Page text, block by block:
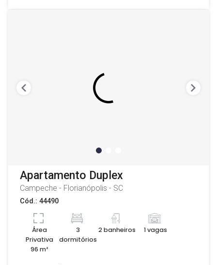
Apartamento Duplex
Campeche - Florianópolis - SC
Cód.: 44490
Área
Privativa
96 m²
3
dormitórios
2 banheiros 1 vagas